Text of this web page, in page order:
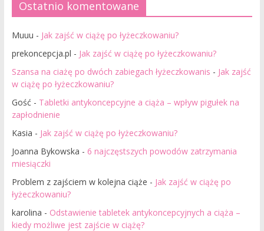
Ostatnio komentowane
Muuu - Jak zajść w ciążę po łyżeczkowaniu?
prekoncepcja.pl - Jak zajść w ciążę po łyżeczkowaniu?
Szansa na ciażę po dwóch zabiegach łyżeczkowanis - Jak zajść
w ciążę po łyżeczkowaniu?
Gość - Tabletki antykoncepcyjne a ciąża – wpływ pigułek na
zapłodnienie
Kasia - Jak zajść w ciążę po łyżeczkowaniu?
Joanna Bykowska - 6 najczęstszych powodów zatrzymania
miesiączki
Problem z zajściem w kolejna ciąże - Jak zajść w ciążę po
łyżeczkowaniu?
karolina - Odstawienie tabletek antykoncepcyjnych a ciąża –
kiedy możliwe jest zajście w ciążę?